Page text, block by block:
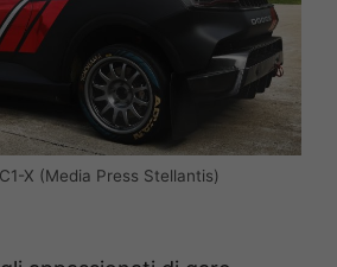
X (Media Press Stellantis)